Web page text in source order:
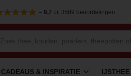
– 9,7 uit 3589 beoordelingen
CADEAUS & INSPIRATIE IJSTHEE